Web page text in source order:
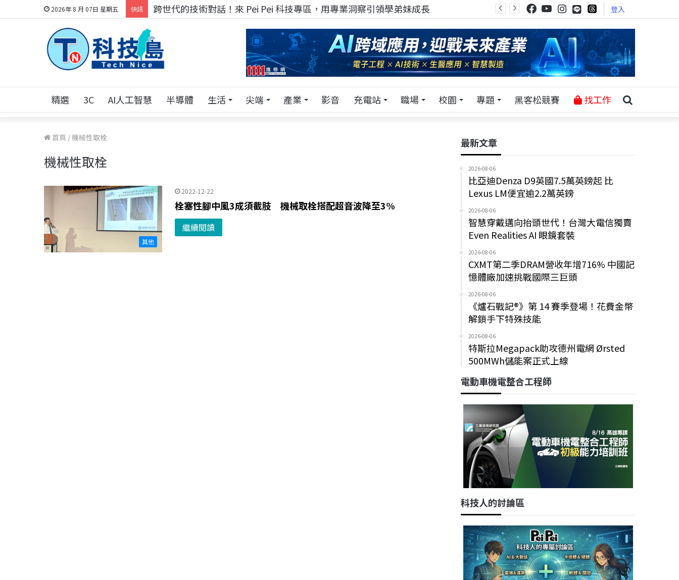
2026年 8 月 07日 星期五 快訊 跨世代的技術對話！來 Pei Pei 科技專區，用專業洞察引領學弟妹成長 登入
精選 3C AI人工智慧 半導體 生活 尖端 產業 影音 充電站 職場 校園 專題 黑客松競賽 找工作
首頁 /機械性取栓
機械性取栓
其他
2022-12-22
栓塞性腳中風3成須截肢 機械取栓搭配超音波降至3%
繼續閱讀
最新文章
2026-08-06
比亞迪Denza D9英國7.5萬英鎊起 比
Lexus LM便宜逾2.2萬英鎊
2026-08-06
智慧穿戴邁向抬頭世代！台灣大電信獨賣
Even Realities AI 眼鏡套裝
2026-08-06
CXMT第二季DRAM營收年增716% 中國記
憶體廠加速挑戰國際三巨頭
2026-08-06
《爐石戰記®》第 14 賽季登場！花費金幣
解鎖手下特殊技能
2026-08-06
特斯拉Megapack助攻德州電網 Ørsted
500MWh儲能案正式上線
電動車機電整合工程師
科技人的討論區